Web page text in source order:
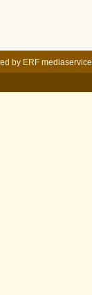
by ERF mediaservice